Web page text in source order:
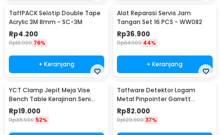
TaffPACK Selotip Double Tape
Acrylic 3M 8mm - SC-3M
Rp4.200
Rp16.900 76%
+ Keranjang
Alat Reparasi Servis Jam
Tangan Set 16 PCS - WW082
Rp36.900
Rp64.900 44%
+ Keranjang
YCT Clamp Jepit Meja Vise
Bench Table Kerajinan Seni
Perhiasan 25mm - QST
Rp19.000
Rp38.900 52%
Taffware Detektor Logam
Metal Pinpointer Garrett
Waterproof - 1166000
Rp82.000
Rp129.900 37%